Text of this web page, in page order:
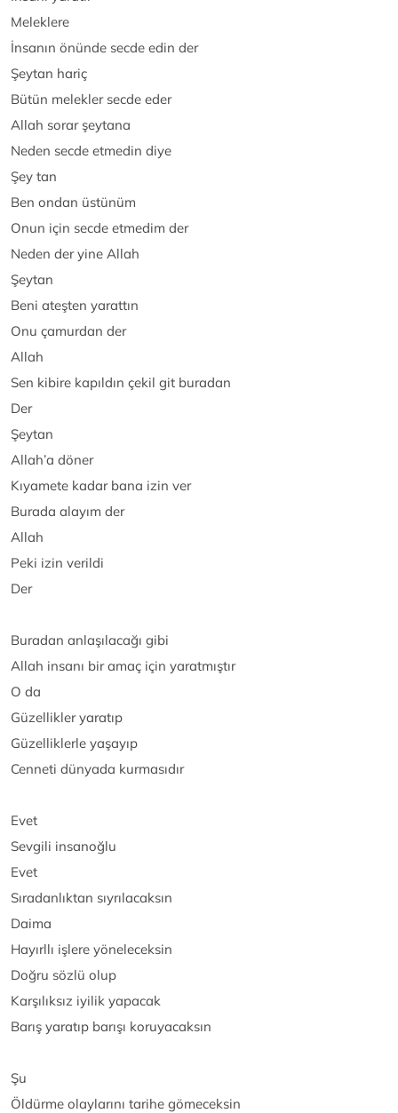
Meleklere
İnsanın önünde secde edin der
Şeytan hariç
Bütün melekler secde eder
Allah sorar şeytana
Neden secde etmedin diye
Şey tan
Ben ondan üstünüm
Onun için secde etmedim der
Neden der yine Allah
Şeytan
Beni ateşten yarattın
Onu çamurdan der
Allah
Sen kibire kapıldın çekil git buradan
Der
Şeytan
Allah’a döner
Kıyamete kadar bana izin ver
Burada alayım der
Allah
Peki izin verildi
Der
Buradan anlaşılacağı gibi
Allah insanı bir amaç için yaratmıştır
O da
Güzellikler yaratıp
Güzelliklerle yaşayıp
Cenneti dünyada kurmasıdır
Evet
Sevgili insanoğlu
Evet
Sıradanlıktan sıyrılacaksın
Daima
Hayırllı işlere yöneleceksin
Doğru sözlü olup
Karşılıksız iyilik yapacak
Barış yaratıp barışı koruyacaksın
Şu
Öldürme olaylarını tarihe gömeceksin